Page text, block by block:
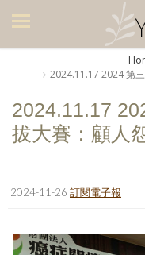
美食集
美飲集
廚房集
旅遊集
書房集
2024.11.17 2024 第
2024.11.17
拔大賽：顧人
2024-11-26 訂閱電子報